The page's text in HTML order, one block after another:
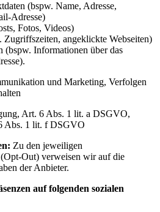
(bspw. Name, Adresse,
Adresse)
Fotos, Videos)
Zugriffszeiten, angeklickte Webseiten)
(bspw. Informationen über das
und Marketing, Verfolgen
Art. 6 Abs. 1 lit. a DSGVO,
Abs. 1 lit. f DSGVO
Zu den jeweiligen
Out) verweisen wir auf die
der Anbieter.
auf folgenden sozialen